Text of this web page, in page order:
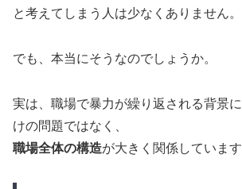
と考えてしまう人は少なくありません。
でも、本当にそうなのでしょうか。
実は、職場で暴力が繰り返される背景
けの問題ではなく、
職場全体の構造が大きく関係しています